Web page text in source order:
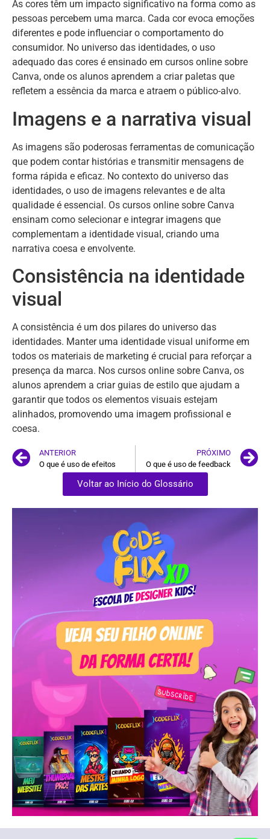
As cores têm um impacto significativo na forma como as
pessoas percebem uma marca. Cada cor evoca emoções
diferentes e pode influenciar o comportamento do
consumidor. No universo das identidades, o uso
adequado das cores é ensinado em cursos online sobre
Canva, onde os alunos aprendem a criar paletas que
refletem a essência da marca e atraem o público-alvo.
Imagens e a narrativa visual
As imagens são poderosas ferramentas de comunicação
que podem contar histórias e transmitir mensagens de
forma rápida e eficaz. No contexto do universo das
identidades, o uso de imagens relevantes e de alta
qualidade é essencial. Os cursos online sobre Canva
ensinam como selecionar e integrar imagens que
complementam a identidade visual, criando uma
narrativa coesa e envolvente.
Consistência na identidade
visual
A consistência é um dos pilares do universo das
identidades. Manter uma identidade visual uniforme em
todos os materiais de marketing é crucial para reforçar a
presença da marca. Nos cursos online sobre Canva, os
alunos aprendem a criar guias de estilo que ajudam a
garantir que todos os elementos visuais estejam
alinhados, promovendo uma imagem profissional e
coesa.
ANTERIOR
O que é uso de efeitos
PRÓXIMO
O que é uso de feedback
Voltar ao Início do Glossário